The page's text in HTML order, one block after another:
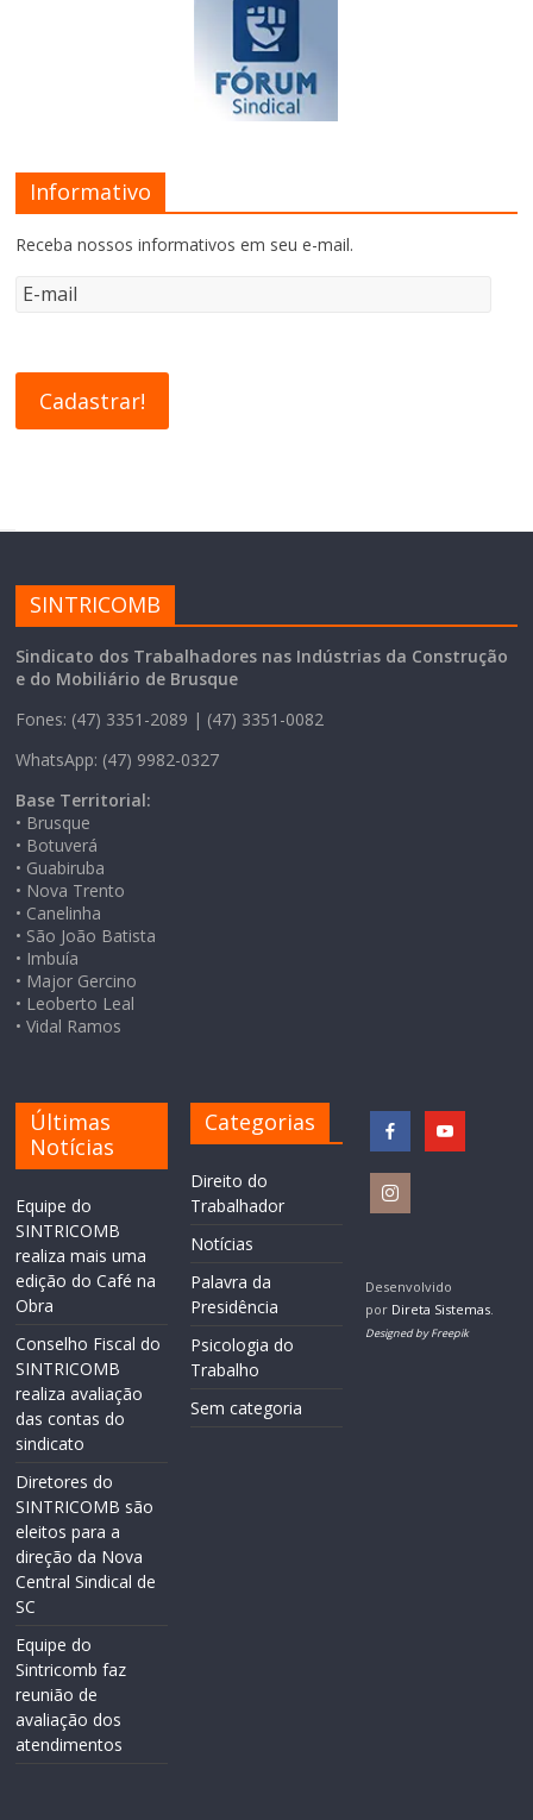
Informativo
Receba nossos informativos em seu e-mail.
SINTRICOMB
Sindicato dos Trabalhadores nas Indústrias da Construção
e do Mobiliário de Brusque
Fones: (47) 3351-2089 | (47) 3351-0082
WhatsApp: (47) 9982-0327
Base Territorial:
• Brusque
• Botuverá
• Guabiruba
• Nova Trento
• Canelinha
• São João Batista
• Imbuía
• Major Gercino
• Leoberto Leal
• Vidal Ramos
Últimas
Notícias
Equipe do
SINTRICOMB
realiza mais uma
edição do Café na
Obra
Conselho Fiscal do
SINTRICOMB
realiza avaliação
das contas do
sindicato
Diretores do
SINTRICOMB são
eleitos para a
direção da Nova
Central Sindical de
SC
Equipe do
Sintricomb faz
reunião de
avaliação dos
atendimentos
Categorias
Direito do
Trabalhador
Notícias
Palavra da
Presidência
Psicologia do
Trabalho
Sem categoria
Desenvolvido
por Direta Sistemas.
Designed by Freepik